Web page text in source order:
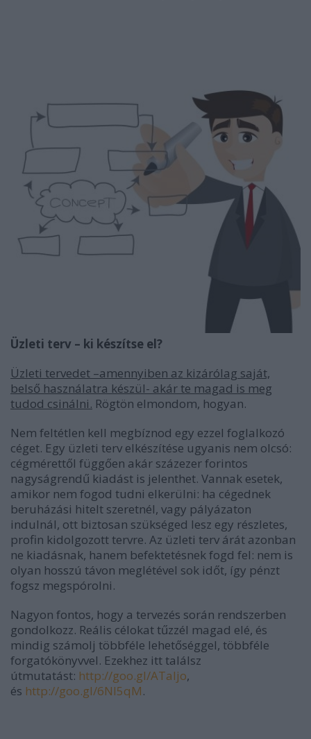
Üzleti terv – ki készítse el?
Üzleti tervedet –amennyiben az kizárólag saját,
belső használatra készül- akár te magad is meg
tudod csinálni. Rögtön elmondom, hogyan.
Nem feltétlen kell megbíznod egy ezzel foglalkozó
céget. Egy üzleti terv elkészítése ugyanis nem olcsó:
cégmérettől függően akár százezer forintos
nagyságrendű kiadást is jelenthet. Vannak esetek,
amikor nem fogod tudni elkerülni: ha cégednek
beruházási hitelt szeretnél, vagy pályázaton
indulnál, ott biztosan szükséged lesz egy részletes,
profin kidolgozott tervre. Az üzleti terv árát azonban
ne kiadásnak, hanem befektetésnek fogd fel: nem is
olyan hosszú távon meglétével sok időt, így pénzt
fogsz megspórolni.
Nagyon fontos, hogy a tervezés során rendszerben
gondolkozz. Reális célokat tűzzél magad elé, és
mindig számolj többféle lehetőséggel, többféle
forgatókönyvvel. Ezekhez itt találsz
útmutatást: http://goo.gl/ATaIjo,
és http://goo.gl/6Nl5qM.